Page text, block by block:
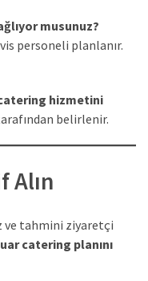
musunuz?
personeli planlanır.
hizmetini
belirlenir.
Alın
ve tahmini ziyaretçi
catering planını